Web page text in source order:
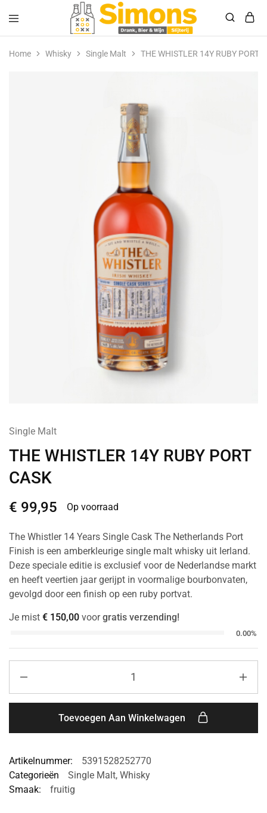
Simonsdrank.nl
Drank,
Bier
&
Home Whisky Single Malt THE WHISTLER 14Y RUBY PORT
Single Malt
THE WHISTLER 14Y RUBY PORT
CASK
€ 99,95 Op voorraad
The Whistler 14 Years Single Cask The Netherlands Port
Finish is een amberkleurige single malt whisky uit Ierland.
Deze speciale editie is exclusief voor de Nederlandse markt
en heeft veertien jaar gerijpt in voormalige bourbonvaten,
gevolgd door een finish op een ruby portvat.
Je mist € 150,00 voorgratis verzending!
0.00%
Toevoegen Aan Winkelwagen
Artikelnummer:
5391528252770
Categorieën
Single Malt, Whisky
Smaak:
fruitig